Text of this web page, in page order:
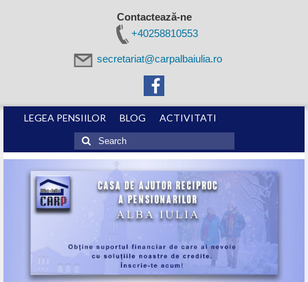
Contactează-ne
+40258810553
secretariat@carpalbaiulia.ro
LEGEA PENSIILOR BLOG ACTIVITATI
Search
for: